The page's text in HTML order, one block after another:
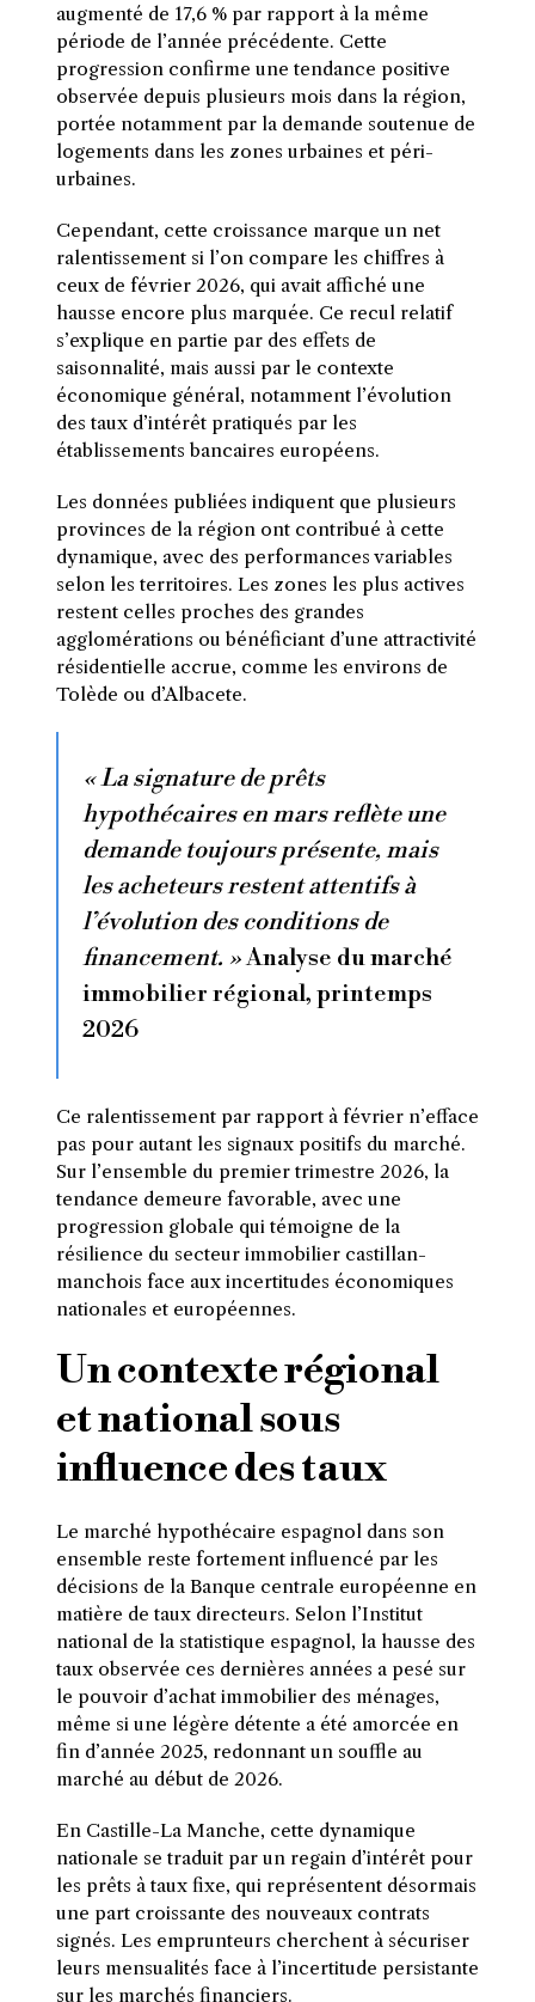
augmenté de 17,6 % par rapport à la même
période de l’année précédente. Cette
progression confirme une tendance positive
observée depuis plusieurs mois dans la région,
portée notamment par la demande soutenue de
logements dans les zones urbaines et péri-
urbaines.
Cependant, cette croissance marque un net
ralentissement si l’on compare les chiffres à
ceux de février 2026, qui avait affiché une
hausse encore plus marquée. Ce recul relatif
s’explique en partie par des effets de
saisonnalité, mais aussi par le contexte
économique général, notamment l’évolution
des taux d’intérêt pratiqués par les
établissements bancaires européens.
Les données publiées indiquent que plusieurs
provinces de la région ont contribué à cette
dynamique, avec des performances variables
selon les territoires. Les zones les plus actives
restent celles proches des grandes
agglomérations ou bénéficiant d’une attractivité
résidentielle accrue, comme les environs de
Tolède ou d’Albacete.
« La signature de prêts
hypothécaires en mars reflète une
demande toujours présente, mais
les acheteurs restent attentifs à
l’évolution des conditions de
financement. »Analyse du marché
immobilier régional, printemps
2026
Ce ralentissement par rapport à février n’efface
pas pour autant les signaux positifs du marché.
Sur l’ensemble du premier trimestre 2026, la
tendance demeure favorable, avec une
progression globale qui témoigne de la
résilience du secteur immobilier castillan-
manchois face aux incertitudes économiques
nationales et européennes.
Un contexte régional
et national sous
influence des taux
Le marché hypothécaire espagnol dans son
ensemble reste fortement influencé par les
décisions de la Banque centrale européenne en
matière de taux directeurs. Selon l’Institut
national de la statistique espagnol, la hausse des
taux observée ces dernières années a pesé sur
le pouvoir d’achat immobilier des ménages,
même si une légère détente a été amorcée en
fin d’année 2025, redonnant un souffle au
marché au début de 2026.
En Castille-La Manche, cette dynamique
nationale se traduit par un regain d’intérêt pour
les prêts à taux fixe, qui représentent désormais
une part croissante des nouveaux contrats
signés. Les emprunteurs cherchent à sécuriser
leurs mensualités face à l’incertitude persistante
sur les marchés financiers.